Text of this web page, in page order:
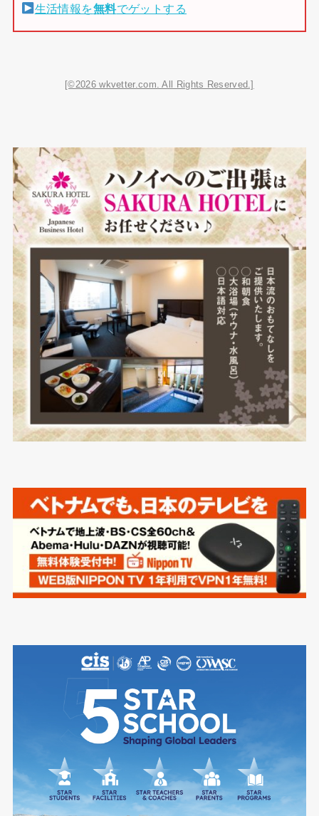
生活情報を無料でゲットする
[©2026 wkvetter.com. All Rights Reserved.]